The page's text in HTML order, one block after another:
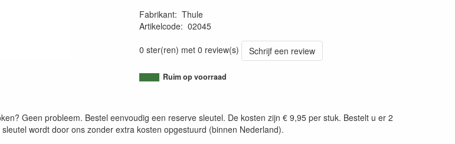
Fabrikant: Thule
Artikelcode: 02045
0 ster(ren) met 0 review(s)
Schrijf een review
Ruim op voorraad
Geen probleem. Bestel eenvoudig een reserve sleutel. De kosten zijn € 9,95 per stuk. Bestelt u er 2
wordt door ons zonder extra kosten opgestuurd (binnen Nederland).